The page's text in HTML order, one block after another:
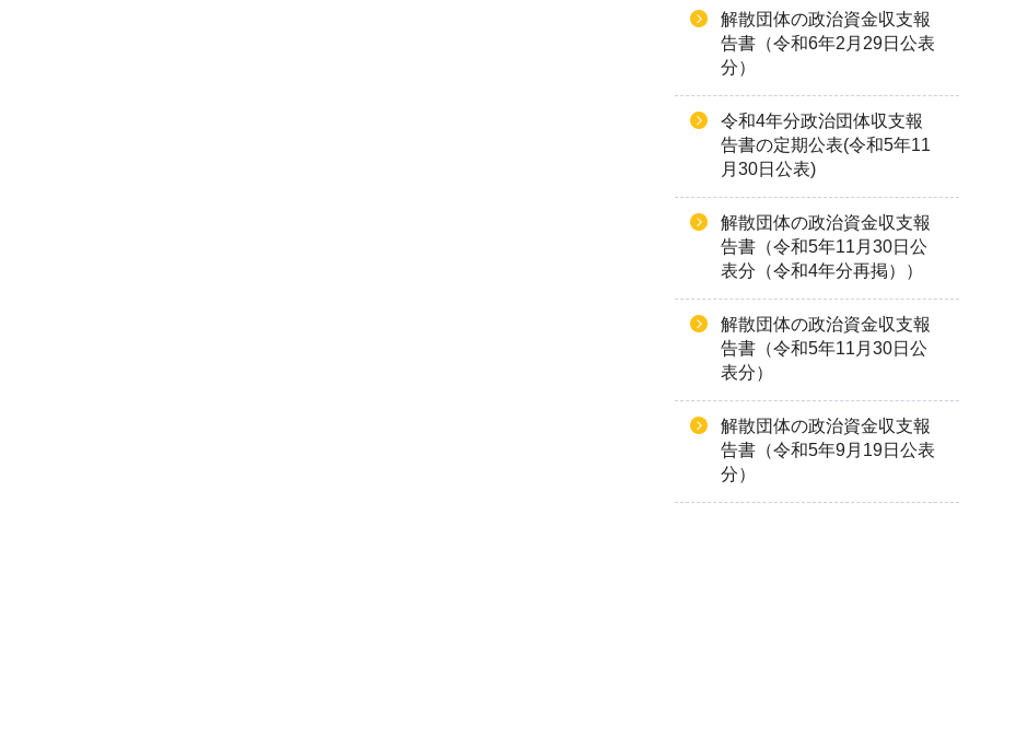
解散団体の政治資金収支報
告書（令和6年2月29日公表
分）
令和4年分政治団体収支報
告書の定期公表(令和5年11
月30日公表)
解散団体の政治資金収支報
告書（令和5年11月30日公
表分（令和4年分再掲））
解散団体の政治資金収支報
告書（令和5年11月30日公
表分）
解散団体の政治資金収支報
告書（令和5年9月19日公表
分）